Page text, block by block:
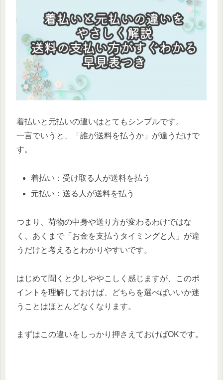
着払いと元払いの違いはとてもシンプルです。
一言でいうと、「誰が送料を払うか」が違うだけで
す。
着払い：受け取る人が送料を払う
元払い：送る人が送料を払う
つまり、荷物の中身や送り方が変わるわけではな
く、あくまで「お金を支払うタイミングと人」が違
うだけと考えるとわかりやすいです。
はじめて聞くと少しややこしく感じますが、このポ
イントを理解しておけば、どちらを選べばいいか迷
うことはほとんどなくなります。
まずはこの違いをしっかり押さえておけばOKです。